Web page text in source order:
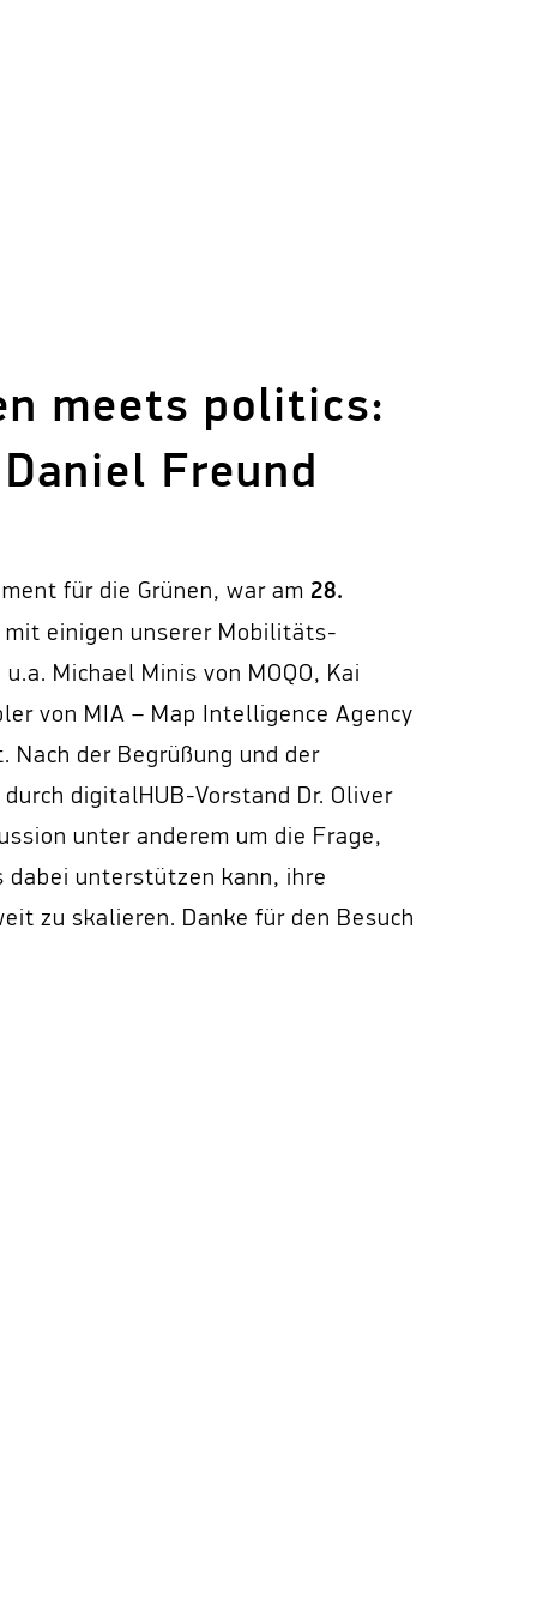
meets politics:
Freund
für die Grünen, war am 28.
einigen unserer Mobilitäts-
Michael Minis von MOQO, Kai
von MIA – Map Intelligence Agency
Nach der Begrüßung und der
digitalHUB-Vorstand Dr. Oliver
unter anderem um die Frage,
unterstützen kann, ihre
zu skalieren. Danke für den Besuch